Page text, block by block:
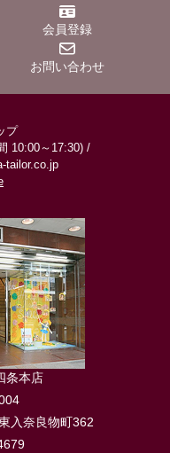
会員登録
お問い合わせ
プ
10:00～17:30) /
tailor.co.jp
条本店
入奈良物町362